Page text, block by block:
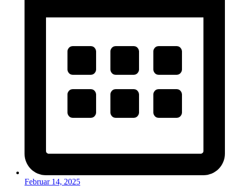
Februar 14, 2025